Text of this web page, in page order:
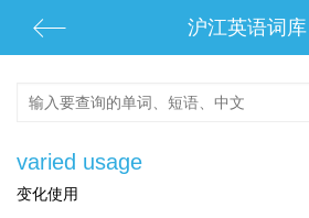
沪江英语词库
varied usage
变化使用